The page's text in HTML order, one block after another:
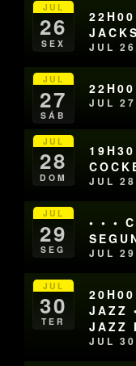
JUL
26
SEX JUL 26
JUL
27
SÁB
JUL 27
JUL
28
DOM JUL 28
JUL
29
SEG
• • •
JUL 29
JUL
30
TER
JAZZ
JAZZ
JUL